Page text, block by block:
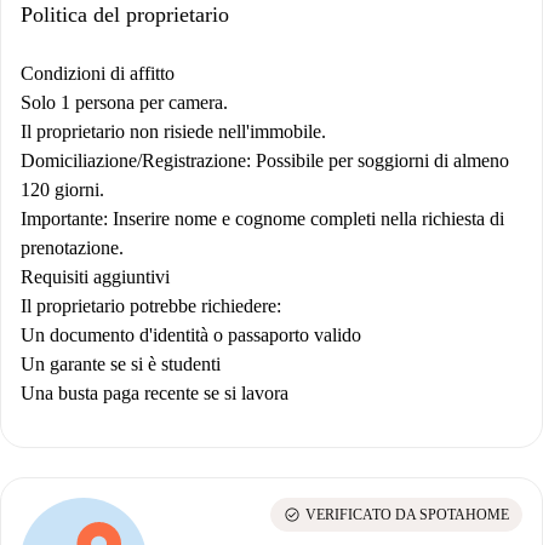
Politica del proprietario
Condizioni di affitto
Solo 1 persona per camera.
Il proprietario non risiede nell'immobile.
Domiciliazione/Registrazione: Possibile per soggiorni di almeno
120 giorni.
Importante: Inserire nome e cognome completi nella richiesta di
prenotazione.
Requisiti aggiuntivi
Il proprietario potrebbe richiedere:
Un documento d'identità o passaporto valido
Un garante se si è studenti
Una busta paga recente se si lavora
check_circle VERIFICATO DA SPOTAHOME